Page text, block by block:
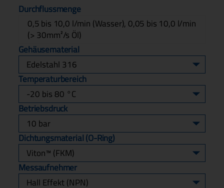
Durchflussmenge
0,5 bis 10,0 l/min (Wasser), 0,05 bis 10,0 l/min
(> 30mm²/s Öl)
Gehäusematerial
Temperaturbereich
Betriebsdruck
Dichtungsmaterial (O-Ring)
Messaufnehmer